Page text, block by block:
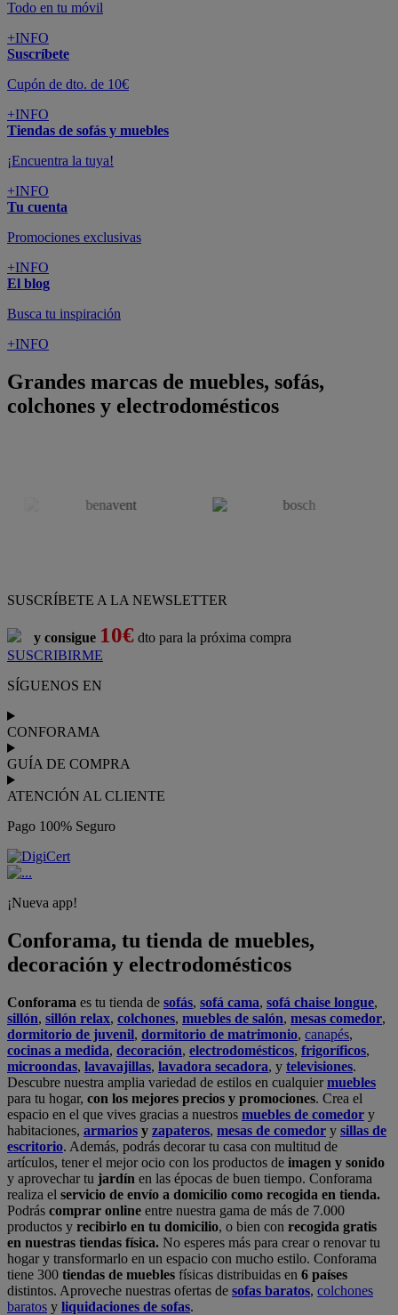
Todo en tu móvil
+INFO
Suscríbete
Cupón de dto. de 10€
+INFO
Tiendas de sofás y muebles
¡Encuentra la tuya!
+INFO
Tu cuenta
Promociones exclusivas
+INFO
El blog
Busca tu inspiración
+INFO
Grandes marcas de muebles, sofás,
colchones y electrodomésticos
SUSCRÍBETE A LA NEWSLETTER
y consigue 10€ dto para la próxima compra
SUSCRIBIRME
SÍGUENOS EN
CONFORAMA
GUÍA DE COMPRA
ATENCIÓN AL CLIENTE
Pago 100% Seguro
¡Nueva app!
Conforama, tu tienda de muebles,
decoración y electrodomésticos
Conforama es tu tienda de sofás, sofá cama, sofá chaise longue,
sillón, sillón relax, colchones, muebles de salón, mesas comedor,
dormitorio de juvenil, dormitorio de matrimonio, canapés,
cocinas a medida, decoración, electrodomésticos, frigoríficos,
microondas, lavavajillas, lavadora secadora, y televisiones.
Descubre nuestra amplia variedad de estilos en cualquiermuebles
para tu hogar, con los mejores precios y promociones. Crea el
espacio en el que vives gracias a nuestros muebles de comedor y
habitaciones, armarios y zapateros, mesas de comedor y sillas de
escritorio. Además, podrás decorar tu casa con multitud de
artículos, tener el mejor ocio con los productos de imagen y sonido
y aprovechar tu jardín en las épocas de buen tiempo. Conforama
realiza el servicio de envío a domicilio como recogida en tienda.
Podrás comprar online entre nuestra gama de más de 7.000
productos y recibirlo en tu domicilio, o bien con recogida gratis
en nuestras tiendas física. No esperes más para crear o renovar tu
hogar y transformarlo en un espacio con mucho estilo. Conforama
tiene 300 tiendas de muebles físicas distribuidas en 6 países
distintos. Aproveche nuestras ofertas de sofas baratos, colchones
baratos y liquidaciones de sofas.